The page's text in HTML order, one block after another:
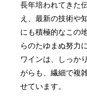
長年培われてきた
え、最新の技術や
にも積極的なこの
らのたゆまぬ努力
ワインは、しっか
がらも、繊細で複
せています。